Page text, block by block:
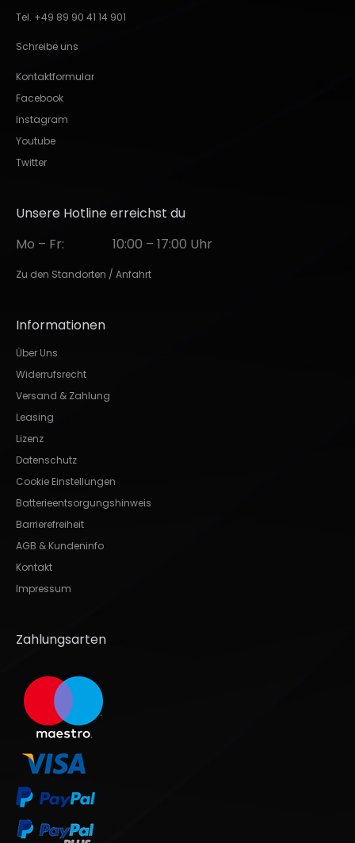
Tel. +49 89 90 41 14 901
Schreibe uns
Kontaktformular
Facebook
Instagram
Youtube
Twitter
Unsere Hotline erreichst du
Mo – Fr:
10:00 – 17:00 Uhr
Zu den Standorten / Anfahrt
Informationen
Über Uns
Widerrufsrecht
Versand & Zahlung
Leasing
Lizenz
Datenschutz
Cookie Einstellungen
Batterieentsorgungshinweis
Barrierefreiheit
AGB & Kundeninfo
Kontakt
Impressum
Zahlungsarten